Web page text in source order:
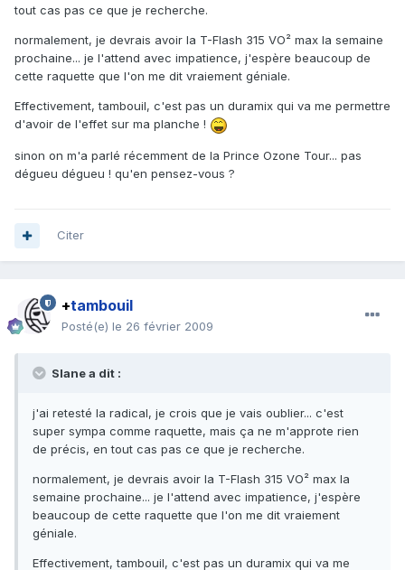
tout cas pas ce que je recherche.
normalement, je devrais avoir la T-Flash 315 VO² max la semaine
prochaine... je l'attend avec impatience, j'espère beaucoup de
cette raquette que l'on me dit vraiement géniale.
Effectivement, tambouil, c'est pas un duramix qui va me permettre
d'avoir de l'effet sur ma planche !
sinon on m'a parlé récemment de la Prince Ozone Tour... pas
dégueu dégueu ! qu'en pensez-vous ?
Citer
+tambouil
Posté(e) le 26 février 2009
Slane a dit :
j'ai retesté la radical, je crois que je vais oublier... c'est
super sympa comme raquette, mais ça ne m'approte rien
de précis, en tout cas pas ce que je recherche.
normalement, je devrais avoir la T-Flash 315 VO² max la
semaine prochaine... je l'attend avec impatience, j'espère
beaucoup de cette raquette que l'on me dit vraiement
géniale.
Effectivement, tambouil, c'est pas un duramix qui va me